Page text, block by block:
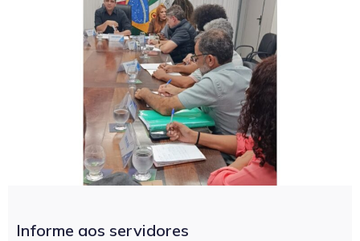
Informe aos servidores